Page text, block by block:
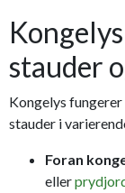
stauder
Kongelys
stauder i
Foran
eller